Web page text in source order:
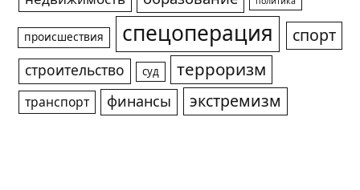
происшествия спецоперация спорт
строительство суд терроризм
транспорт финансы экстремизм